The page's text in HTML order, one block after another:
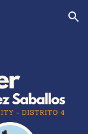
Skip to navigation